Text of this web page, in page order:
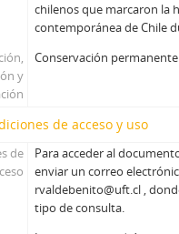
chilenos que marcaron la
contemporánea de Chile
y
Conservación permanente
de acceso y uso
de
Para acceder al
enviar un correo
rvaldebenito@uft.cl ,
tipo de consulta.